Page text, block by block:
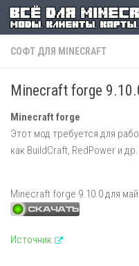
СОФТ ДЛЯ MINECRAFT
Minecraft forge
Minecraft forge
Этот мод требуется для
как BuildCraft, RedPower и др.
Minecraft forge 9.10.0 для
Источник